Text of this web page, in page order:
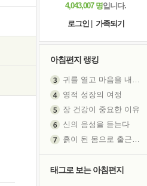
4,043,007 명입니다.
로그인
가족되기
아침편지 랭킹
귀를 열고 마음을 내어주고
영적 성장의 여정
장 건강이 중요한 이유
신의 음성을 듣는다
흙이 된 몸으로 출근하는 여자
태그로 보는 아침편지